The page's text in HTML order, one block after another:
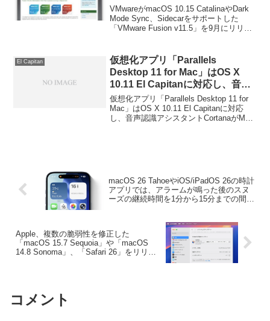
v11.5」を9月にリリース。v11ユ
ーザーは無償アップデート可能。
VMwareがmacOS 10.15 CatalinaやDark
Mode Sync、Sidecarをサポートした
「VMware Fusion v11.5」を9月にリリー
El Capitan
仮想化アプリ「Parallels
Desktop 11 for Mac」はOS X
10.11 El Capitanに対応し、音声
アシスタントCortanaがMacでも
使用可能に？
仮想化アプリ「Parallels Desktop 11 for
Mac」はOS X 10.11 El Capitanに対応
し、音声認識アシスタントCortanaがMac
macOS 26 TahoeやiOS/iPadOS 26の時計
アプリでは、アラームが鳴った後のスヌ
ーズの継続時間を1分から15分までの間で
Apple、複数の脆弱性を修正した
「macOS 15.7 Sequoia」や「macOS
14.8 Sonoma」、「Safari 26」をリリー
コメント